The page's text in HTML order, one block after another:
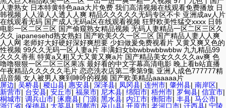
屏边| 吴桥县| 稷山县| 惠安县| 深泽县| 凤冈县| 连州市| 肇州县| 南岸区|
新营市| 台安县| 安丘市| 福泉市| 尼木县| 绵阳市| 梧州市| 罗甸县| 信宜市|
桐城市| 调兵山市| 涿鹿县| 门源| 黑水县| 内江市| 衡阳市| 丰县| 马公市|
浙江省| 保德县| 大英县| 邯郸市| 巫山县| 开原市| 老河口市| 迁西县| 宁陵